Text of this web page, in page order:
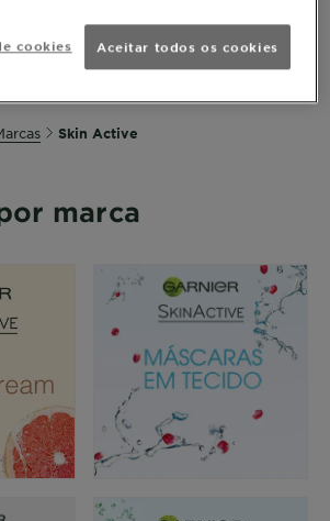
SLIDE 1
Skin Active
marca
cookies Aceitar todos os cookies